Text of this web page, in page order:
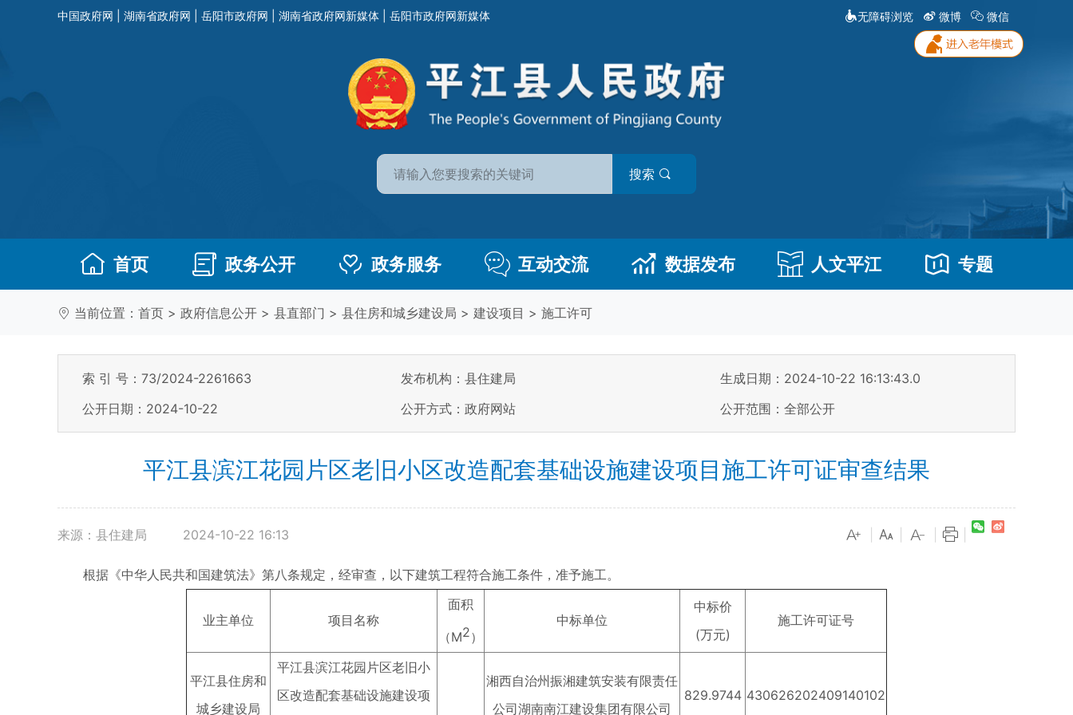
中国政府网 湖南省政府网 岳阳市政府网 湖南省政府网新媒体 岳阳市政府网新媒体 无障碍浏览 微博 微信
搜索
首页 政务公开 政务服务 互动交流 数据发布 人文平江 专题
当前位置： 首页 > 政府信息公开 > 县直部门 > 县住房和城乡建设局 > 建设项目 > 施工许可
索 引 号：73/2024-2261663 发布机构：县住建局
生成日期：2024-10-22 16:13:43.0
公开日期：2024-10-22
公开方式：政府网站 公开范围：全部公开
平江县滨江花园片区老旧小区改造配套基础设施建设项目施工许可证审查结果
来源：县住建局 2024-10-22 16:13
根据《中华人民共和国建筑法》第八条规定，经审查，以下建筑工程符合施工条件，准予施工。
业主单位 项目名称
面积
（M2）
中标单位
中标价
(万元)
施工许可证号
平江县住房和
城乡建设局
平江县滨江花园片区老旧小
区改造配套基础设施建设项
湘西自治州振湘建筑安装有限责任
公司湖南南江建设集团有限公司
829.9744 430626202409140102